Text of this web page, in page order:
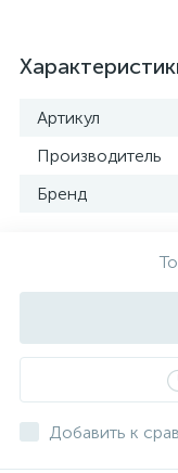
Артикул
Производитель
Бренд
Добавить к